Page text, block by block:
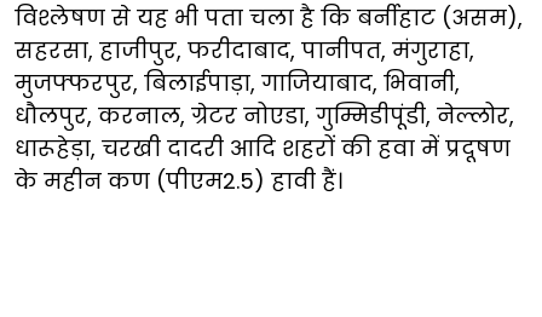
विश्लेषण से यह भी पता चला है कि बर्नीहाट (असम),
सहरसा, हाजीपुर, फरीदाबाद, पानीपत, मंगुराहा,
मुजफ्फरपुर, बिलाईपाड़ा, गाजियाबाद, भिवानी,
धौलपुर, करनाल, ग्रेटर नोएडा, गुम्मिडीपूंडी, नेल्लोर,
धारूहेड़ा, चरखी दादरी आदि शहरों की हवा में प्रदूषण
के महीन कण (पीएम2.5) हावी हैं।